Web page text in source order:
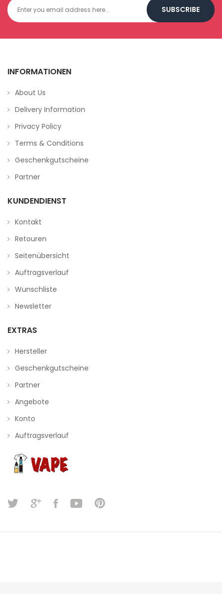
SUBSCRIBE
INFORMATIONEN
About Us
Delivery Information
Privacy Policy
Terms & Conditions
Geschenkgutscheine
Partner
KUNDENDIENST
Kontakt
Retouren
Seitenübersicht
Auftragsverlauf
Wunschliste
Newsletter
EXTRAS
Hersteller
Geschenkgutscheine
Partner
Angebote
Konto
Auftragsverlauf